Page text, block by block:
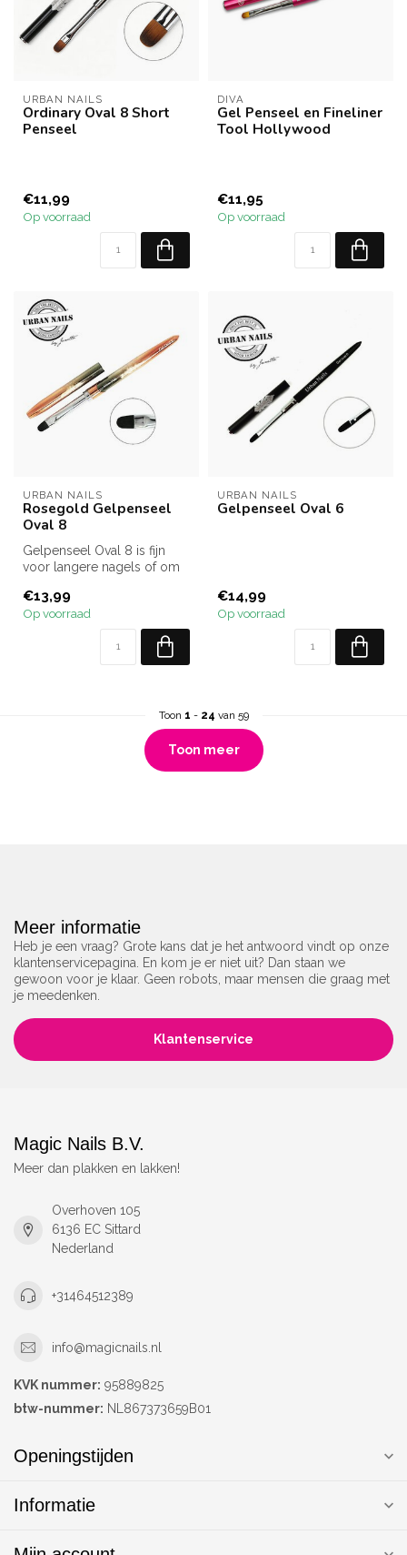
URBAN NAILS
Ordinary Oval 8 Short
Penseel
€11,99
Op voorraad
DIVA
Gel Penseel en Fineliner
Tool Hollywood
€11,95
Op voorraad
URBAN NAILS
Rosegold Gelpenseel
Oval 8
Gelpenseel Oval 8 is fijn
voor langere nagels of om
nage...
€13,99
Op voorraad
URBAN NAILS
Gelpenseel Oval 6
€14,99
Op voorraad
Toon 1 - 24 van 59
Toon meer
Meer informatie
Heb je een vraag? Grote kans dat je het antwoord vindt op onze
klantenservicepagina. En kom je er niet uit? Dan staan we
gewoon voor je klaar. Geen robots, maar mensen die graag met
je meedenken.
Klantenservice
Magic Nails B.V.
Meer dan plakken en lakken!
Overhoven 105
6136 EC Sittard
Nederland
+31464512389
info@magicnails.nl
KVK nummer: 95889825
btw-nummer: NL867373659B01
Openingstijden
Informatie